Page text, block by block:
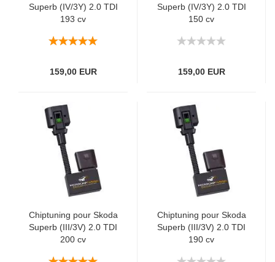
Superb (IV/3Y) 2.0 TDI
193 cv
159,00 EUR
Superb (IV/3Y) 2.0 TDI
150 cv
159,00 EUR
Chiptuning pour Skoda
Superb (III/3V) 2.0 TDI
200 cv
Chiptuning pour Skoda
Superb (III/3V) 2.0 TDI
190 cv